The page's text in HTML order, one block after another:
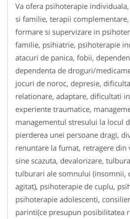
Va ofera psihoterapie
si familie, terapii
formare si supervizare in
familie, psihiatrie, psihoterapie
atacuri de panica, fobii,
dependenta de droguri/
jocuri de noroc, depresie,
relationare, adaptare, dificultati
experiente traumatice,
managementul stresului la locul
pierderea unei persoane dragi,
renuntare la fumat, retragere din
sine scazuta, devalorizare,
tulburari ale somnului (insomnii,
agitat), psihoterapie de cuplu,
psihoterapie adolescenti,
parinti(ce presupun posibilitatea